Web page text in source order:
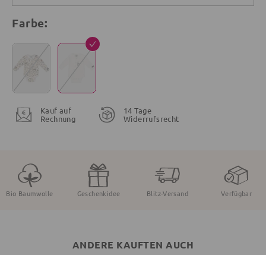
Farbe:
Kauf auf
Rechnung
14 Tage
Widerrufsrecht
Bio Baumwolle Geschenkidee Blitz-Versand Verfügbar
ANDERE KAUFTEN AUCH